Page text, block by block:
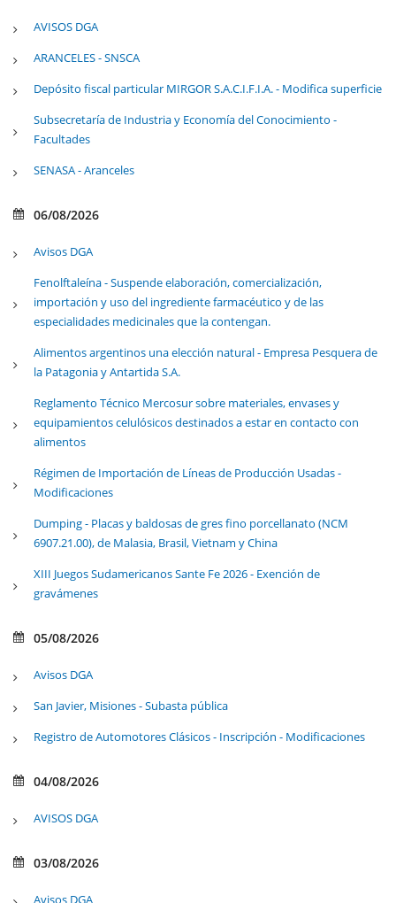
AVISOS DGA
ARANCELES - SNSCA
Depósito fiscal particular MIRGOR S.A.C.I.F.I.A. - Modifica superficie
Subsecretaría de Industria y Economía del Conocimiento -
Facultades
SENASA - Aranceles
06/08/2026
Avisos DGA
Fenolftaleína - Suspende elaboración, comercialización,
importación y uso del ingrediente farmacéutico y de las
especialidades medicinales que la contengan.
Alimentos argentinos una elección natural - Empresa Pesquera de
la Patagonia y Antartida S.A.
Reglamento Técnico Mercosur sobre materiales, envases y
equipamientos celulósicos destinados a estar en contacto con
alimentos
Régimen de Importación de Líneas de Producción Usadas -
Modificaciones
Dumping - Placas y baldosas de gres fino porcellanato (NCM
6907.21.00), de Malasia, Brasil, Vietnam y China
XIII Juegos Sudamericanos Sante Fe 2026 - Exención de
gravámenes
05/08/2026
Avisos DGA
San Javier, Misiones - Subasta pública
Registro de Automotores Clásicos - Inscripción - Modificaciones
04/08/2026
AVISOS DGA
03/08/2026
Avisos DGA